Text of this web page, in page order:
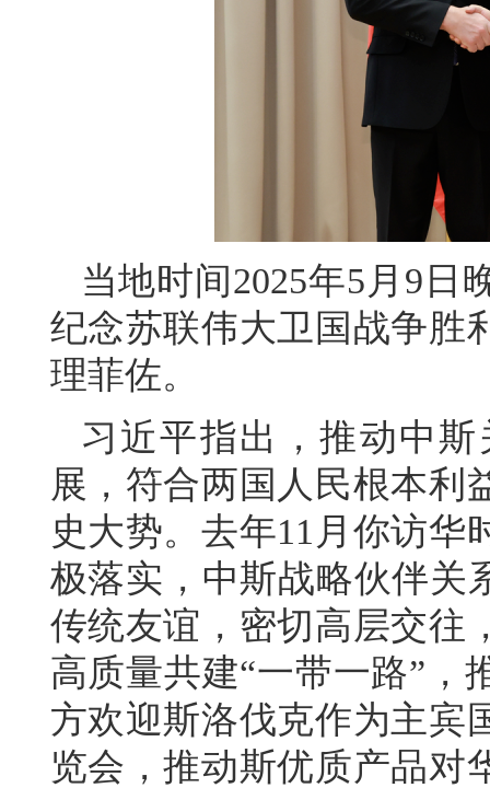
当地时间2025年5月9日
纪念苏联伟大卫国战争胜
理菲佐。
习近平指出，推动中
展，符合两国人民根本利
史大势。去年11月你访华
极落实，中斯战略伙伴关
传统友谊，密切高层交往
高质量共建“一带一路”，
方欢迎斯洛伐克作为主宾
览会，推动斯优质产品对